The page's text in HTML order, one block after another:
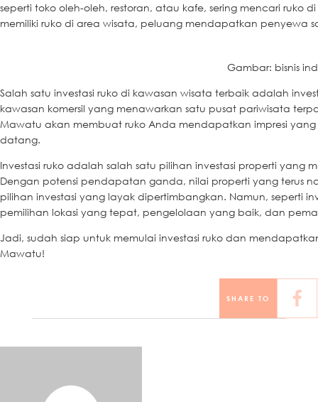
seperti toko oleh-oleh, restoran, atau kafe, sering mencari ruko
memiliki ruko di area wisata, peluang mendapatkan penyewa
Gambar: bisnis
Salah satu investasi ruko di kawasan wisata terbaik adalah
kawasan komersil yang menawarkan satu pusat pariwisata
Mawatu akan membuat ruko Anda mendapatkan impresi
datang.
Investasi ruko adalah salah satu pilihan investasi properti yang
Dengan potensi pendapatan ganda, nilai properti yang terus
pilihan investasi yang layak dipertimbangkan. Namun, seperti
pemilihan lokasi yang tepat, pengelolaan yang baik, dan
Jadi, sudah siap untuk memulai investasi ruko dan
Mawatu!
SHARE TO